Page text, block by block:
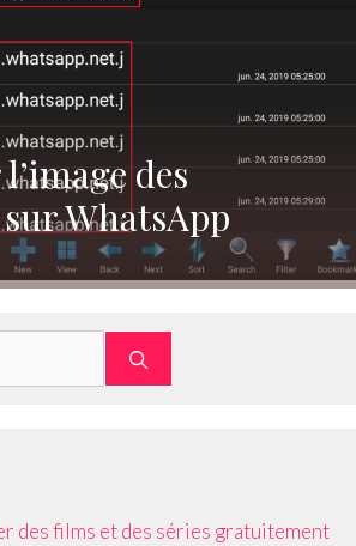
des
WhatsApp
des films et des séries gratuitement